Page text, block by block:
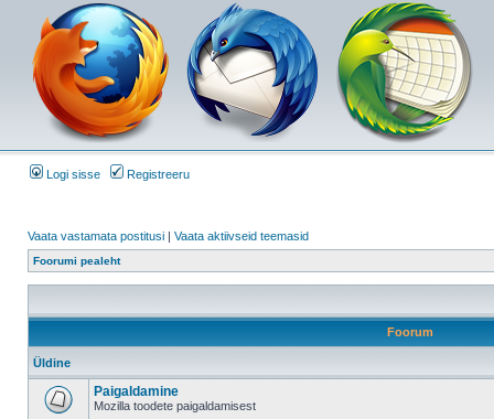
Logi sisse Registreeru
Vaata vastamata postitusi | Vaata aktiivseid teemasid
Foorumi pealeht
Foorum
Üldine
Paigaldamine
Mozilla toodete paigaldamisest